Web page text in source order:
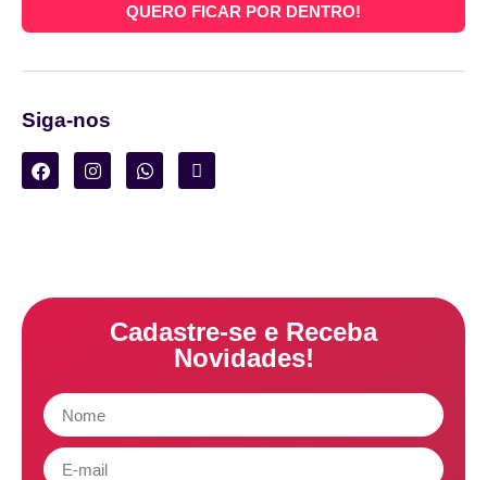
QUERO FICAR POR DENTRO!
Siga-nos
Cadastre-se e Receba
Novidades!